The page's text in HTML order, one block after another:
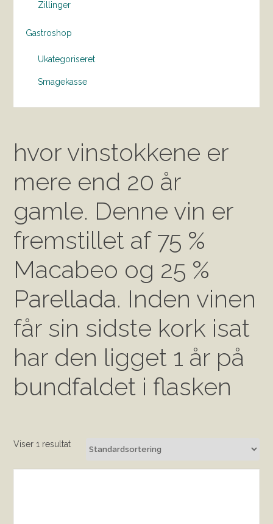
Zillinger
Gastroshop
Ukategoriseret
Smagekasse
hvor vinstokkene er
mere end 20 år
gamle. Denne vin er
fremstillet af 75 %
Macabeo og 25 %
Parellada. Inden vinen
får sin sidste kork isat
har den ligget 1 år på
bundfaldet i flasken
Viser 1 resultat